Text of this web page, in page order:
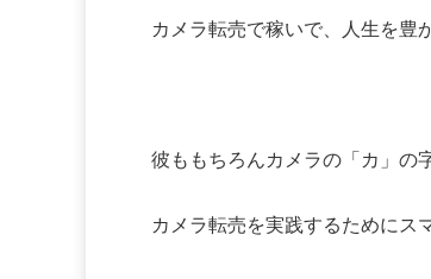
カメラ転売で稼いで、人生を豊
彼ももちろんカメラの「カ」の
カメラ転売を実践するためにス